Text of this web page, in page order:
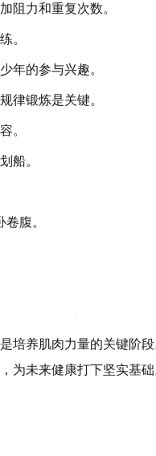
阻力和重复次数。
。
年的参与兴趣。
律锻炼是关键。
。
船。
腹。
培养肌肉力量的关键阶
为未来健康打下坚实基础